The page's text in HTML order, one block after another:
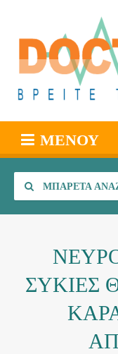
ΜΕΝΟΎ
ΜΠΑΡΈΤΑ
ΣΥΚΙΕΣ